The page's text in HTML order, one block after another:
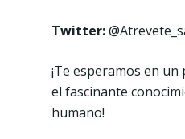
Twitter:
¡Te esperamos en
el fascinante
humano!